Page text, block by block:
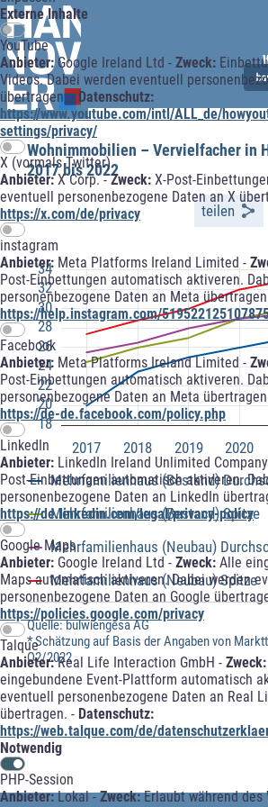
Externe Inhalte
YouTube
Anbieter:Google Ireland Ltd - Zweck:
Videos. Dabei werden eventuell
übertragen. - Datenschutz:
https://www.youtube.com/intl/ALL_de/
settings/privacy/
X (vormals Twitter)
Anbieter:X Corp. -Zweck: X-Post-
eventuell personenbezogene Daten an X
https://x.com/de/privacy
instagram
Anbieter: Meta Platforms Ireland Limited -
Post-Einbettungen automatisch aktiveren.
personenbezogene Daten an Meta
https://help.instagram.com/
Facebook
Anbieter: Meta Platforms Ireland Limited -
Post-Einbettungen automatisch aktiveren.
personenbezogene Daten an Meta
https://de-de.facebook.com/policy.php
LinkedIn
Anbieter: LinkedIn Ireland Unlimited
Post-Einbettungen automatisch aktiveren.
personenbezogene Daten an LinkedIn
https://de.linkedin.com/legal/privacy-policy
Google Maps
Anbieter: Google Ireland Ltd - Zweck: Alle
Maps automatisch aktiveren. Dabei werden
personenbezogene Daten an Google
https://policies.google.com/privacy
Talque
Anbieter:Real Life Interaction GmbH - Zweck:
eingebundene Event-Plattform automatisch
eventuell personenbezogene Daten an Real
übertragen. - Datenschutz:
https://web.talque.com/de/
Notwendig
PHP-Session
Anbieter:Lokal -Zweck:Erlaubt während des
Wohnimmobilien – Vervielfacher in
2017 bis 2022
teilen
2017 2018 2019 2020
20
30
18
22
24
26
28
32
34
Mehrfamilienhaus (Bestand)
Mehrfamilienhaus (Bestand) Spitze
Mehrfamilienhaus (Neubau)
Mehrfamilienhaus (Neubau) Spitze
Quelle: bulwiengesa AG
* Schätzung auf Basis der Angaben von
Q2/2022